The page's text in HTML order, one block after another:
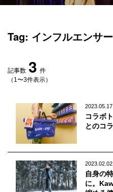
インタビュー
ニュース＆イベント
データ
SERVICE
初めての方へ
企業担当の方へ
企業ログイン
Tag: インフルエンサー
記事数 3 件
（1〜3件表示）
2023.05.17
コラボ
とのコ
2023.02.02
自身の
に。